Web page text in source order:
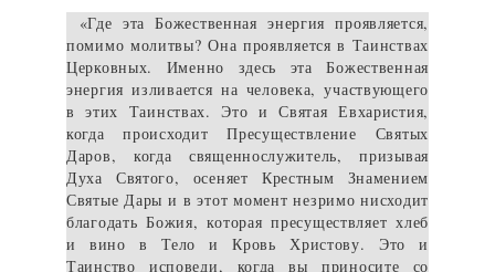
«Где эта Божественная энергия проявляется,
помимо молитвы? Она проявляется в Таинствах
Церковных. Именно здесь эта Божественная
энергия изливается на человека, участвующего
в этих Таинствах. Это и Святая Евхаристия,
когда происходит Пресуществление Святых
Даров, когда священнослужитель, призывая
Духа Святого, осеняет Крестным Знамением
Святые Дары и в этот момент незримо нисходит
благодать Божия, которая пресуществляет хлеб
и вино в Тело и Кровь Христову. Это и
Таинство исповеди, когда вы приносите со